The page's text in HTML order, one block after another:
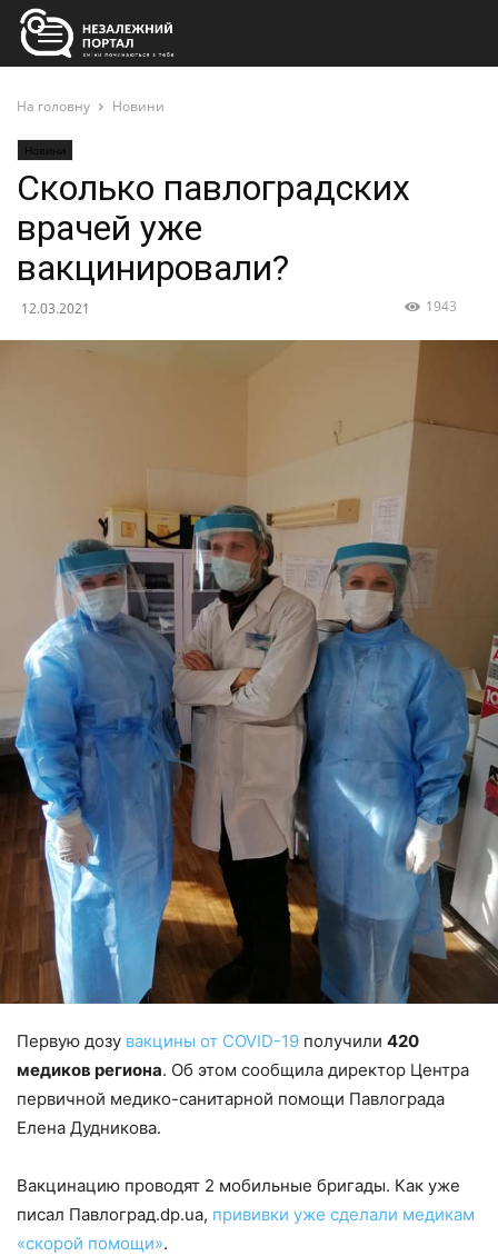
На головну Новини
Новини
Сколько павлоградских
врачей уже
вакцинировали?
12.03.2021 1943
Первую дозу вакцины от COVID-19 получили 420
медиков региона. Об этом сообщила директор Центра
первичной медико-санитарной помощи Павлограда
Елена Дудникова.
Вакцинацию проводят 2 мобильные бригады. Как уже
писал Павлоград.dp.ua, прививки уже сделали медикам
«скорой помощи».